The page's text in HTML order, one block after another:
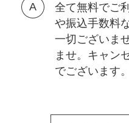
全て無料でご
や振込手数料
一切ございま
ませ。キャン
でございます。